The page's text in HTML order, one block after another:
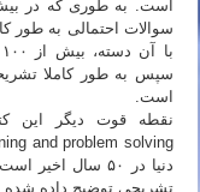
سوالات احتمالی به طور
سپس به طور کاملا
است.
دنیا در ۵۰ سال
تشریحی توضیح داده